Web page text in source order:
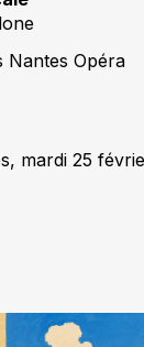
Nantes Opéra
mardi 25